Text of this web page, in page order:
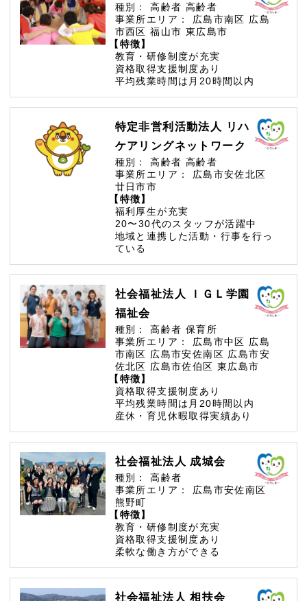
種別： 高齢者 高齢者
事業所エリア：
広島市南区 広島
市西区福山市 東広島市
【特徴】
教育・研修制度が充実
資格取得支援制度あり
平均残業時間は月20時間以内
特定非営利活動法人 リハ
ケアリングネットワーク
種別： 高齢者 高齢者
事業所エリア：
広島市安佐北区
廿日市市
【特徴】
福利厚生が充実
20〜30代のスタッフが活躍中
地域と連携した活動・行事を行っ
ている
社会福祉法人 ＩＧＬ学園
福祉会
種別： 高齢者 保育所
事業所エリア：
広島市中区 広島
市南区 広島市安佐南区 広島市安
佐北区 広島市佐伯区東広島市
【特徴】
資格取得支援制度あり
平均残業時間は月20時間以内
産休・育児休暇取得実績あり
社会福祉法人 成城会
種別：
高齢者
事業所エリア：
広島市安佐南区
熊野町
【特徴】
教育・研修制度が充実
資格取得支援制度あり
柔軟な働き方ができる
社会福祉法人 相扶会